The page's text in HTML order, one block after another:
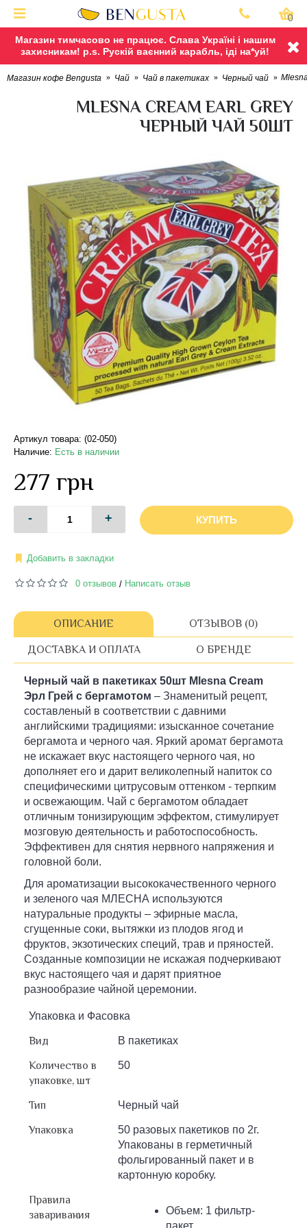
Магазин тимчасово не працює. Слава Україні і нашим
захисникам! p.s. Рускій ваєнний карабль, іді на*уй!
0
Магазин кофе Bengusta Чай Чай в пакетиках Черный чай
MLESNA CREAM EARL GREY
ЧЕРНЫЙ ЧАЙ 50ШТ
Артикул товара: (02-050)
Наличие: Есть в наличии
277 грн
- + КУПИТЬ
Добавить в закладки
0 отзывов / Написать отзыв
ОПИСАНИЕ ОТЗЫВОВ (0)
ДОСТАВКА И ОПЛАТА О БРЕНДЕ
Черный чай в пакетиках 50шт Mlesna Cream
Эрл Грей с бергамотом – Знаменитый рецепт,
составленый в соответствии с давними
английскими традициями: изысканное сочетание
бергамота и черного чая. Яркий аромат бергамота
не искажает вкус настоящего черного чая, но
дополняет его и дарит великолепный напиток со
специфическими цитрусовым оттенком - терпким
и освежающим. Чай с бергамотом обладает
отличным тонизирующим эффектом, стимулирует
мозговую деятельность и работоспособность.
Эффективен для снятия нервного напряжения и
головной боли.
Для ароматизации высококачественного черного
и зеленого чая МЛЕСНА используются
натуральные продукты – эфирные масла,
сгущенные соки, вытяжки из плодов ягод и
фруктов, экзотических специй, трав и пряностей.
Созданные композиции не искажая подчеркивают
вкус настоящего чая и дарят приятное
разнообразие чайной церемонии.
Упаковка и Фасовка
Вид В пакетиках
Количество в
упаковке, шт
50
Тип Черный чай
Упаковка
50 разовых пакетиков по 2г.
Упакованы в герметичный
фольгированный пакет и в
картонную коробку.
Правила
заваривания
Объем: 1 фильтр-
пакет